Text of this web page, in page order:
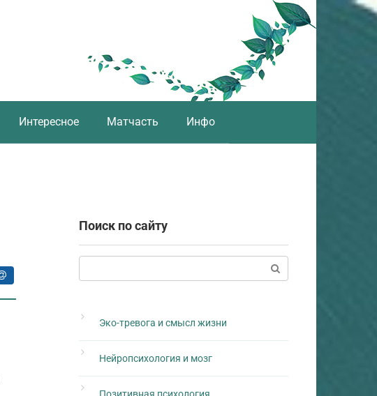
Интересное Матчасть Инфо
Поиск по сайту
Эко-тревога и смысл жизни
Нейропсихология и мозг